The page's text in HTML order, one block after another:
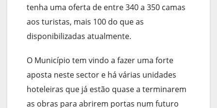
tenha uma oferta de entre 340 a 350 camas
aos turistas, mais 100 do que as
disponibilizadas atualmente.
O Município tem vindo a fazer uma forte
aposta neste sector e há várias unidades
hoteleiras que já estão quase a terminarem
as obras para abrirem portas num futuro